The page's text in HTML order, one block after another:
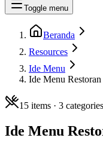
Toggle menu
Beranda
Resources
Ide Menu
Ide Menu
15 items · 3 categories
Ide Menu